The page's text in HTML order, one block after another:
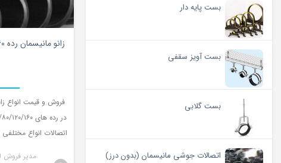
بست پایه دار
بست آویز سقفی
بست گلابی
اتصالات جوشی مانیسمان (بدون درز)
زانو مانیسمان رده ۲۰,۳۰,۴۰,۶۰,۸۰,۱۶۰
فروش و قیمت انواع
اتصالات انواع
مدیر فروش